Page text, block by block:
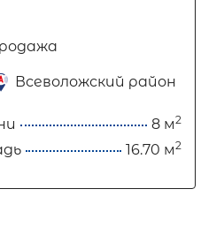
Всеволожский район
8 м2
16.70 м2